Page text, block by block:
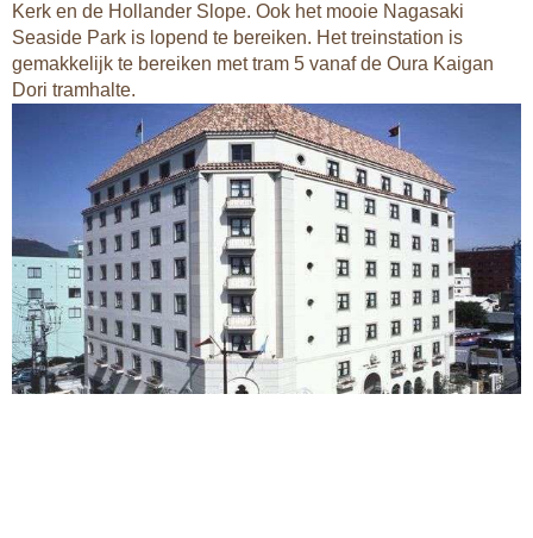
Kerk en de Hollander Slope. Ook het mooie Nagasaki
Seaside Park is lopend te bereiken. Het treinstation is
gemakkelijk te bereiken met tram 5 vanaf de Oura Kaigan
Dori tramhalte.